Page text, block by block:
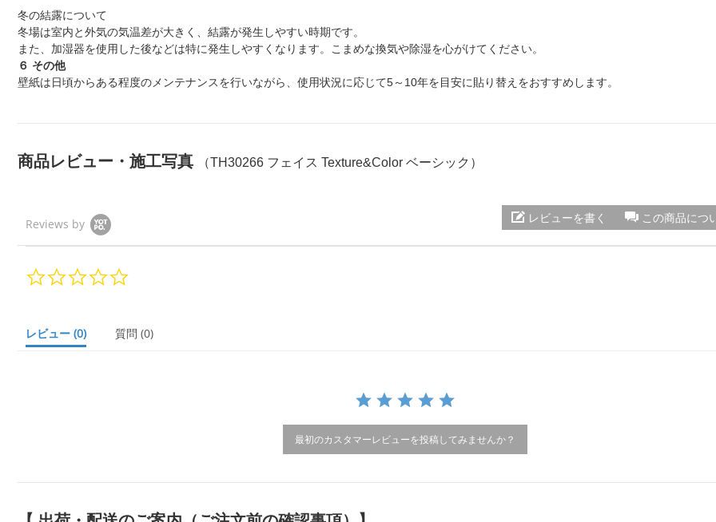
冬の結露について
冬場は室内と外気の気温差が大きく、結露が発生しやすい時期です。
また、加湿器を使用した後などは特に発生しやすくなります。こまめな換気や除湿を心がけてください。
６ その他
壁紙は日頃からある程度のメンテナンスを行いながら、使用状況に応じて5～10年を目安に貼り替えをおすすめします。
商品レビュー・施工写真 （TH30266 フェイス Texture&Color ベーシック）
Reviews by この商品につ
レビューを書く
a
r
レビュー (0) 質問 (0)
最初のカスタマーレビューを投稿してみませんか？